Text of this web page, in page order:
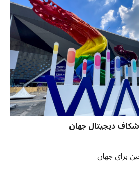
دیجیتال جهان
برای جهان